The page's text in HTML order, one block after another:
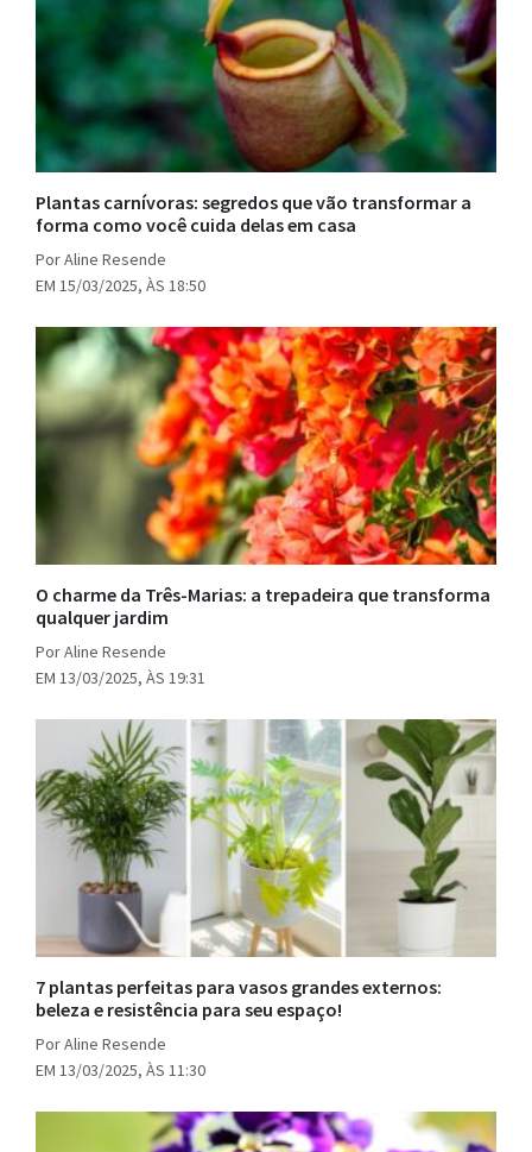
Plantas carnívoras: segredos que vão transformar a
forma como você cuida delas em casa
Por Aline Resende
EM 15/03/2025, ÀS 18:50
O charme da Três-Marias: a trepadeira que transforma
qualquer jardim
Por Aline Resende
EM 13/03/2025, ÀS 19:31
7 plantas perfeitas para vasos grandes externos:
beleza e resistência para seu espaço!
Por Aline Resende
EM 13/03/2025, ÀS 11:30